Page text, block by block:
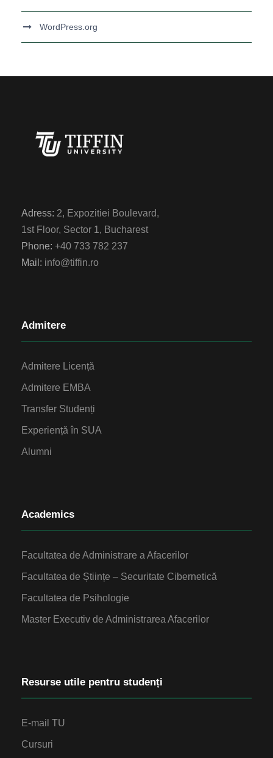
WordPress.org
Adress: 2, Expozitiei Boulevard,
1st Floor, Sector 1, Bucharest
Phone: +40 733 782 237
Mail: info@tiffin.ro
Admitere
Admitere Licență
Admitere EMBA
Transfer Studenți
Experiență în SUA
Alumni
Academics
Facultatea de Administrare a Afacerilor
Facultatea de Științe – Securitate Cibernetică
Facultatea de Psihologie
Master Executiv de Administrarea Afacerilor
Resurse utile pentru studenți
E-mail TU
Cursuri